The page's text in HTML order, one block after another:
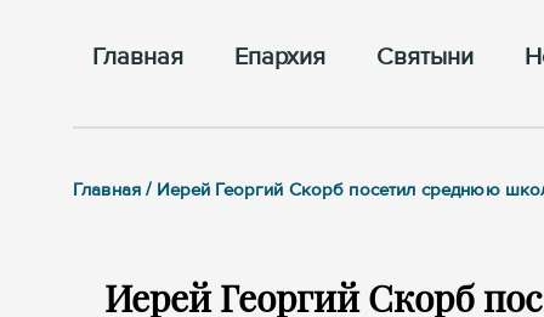
Главная Епархия Cвятыни
Главная / Иерей Георгий Скорб посетил среднюю
Иерей Георгий Скорб